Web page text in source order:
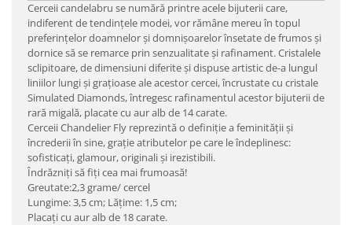
Cerceii candelabru se numără printre acele bijuterii care,
indiferent de tendinţele modei, vor rămâne mereu în topul
preferinţelor doamnelor şi domnişoarelor însetate de frumos şi
dornice să se remarce prin senzualitate şi rafinament. Cristalele
sclipitoare, de dimensiuni diferite şi dispuse artistic de-a lungul
liniilor lungi şi graţioase ale acestor cercei, încrustate cu cristale
Simulated Diamonds, întregesc rafinamentul acestor bijuterii de
rară migală, placate cu aur alb de 14 carate.
Cerceii Chandelier Fly reprezintă o definiţie a feminităţii şi
încrederii în sine, graţie atributelor pe care le îndeplinesc:
sofisticaţi, glamour, originali şi irezistibili.
Îndrăzniţi să fiţi cea mai frumoasă!
Greutate:2,3 grame/ cercel
Lungime: 3,5 cm; Lăţime: 1,5 cm;
Placaţi cu aur alb de 18 carate.